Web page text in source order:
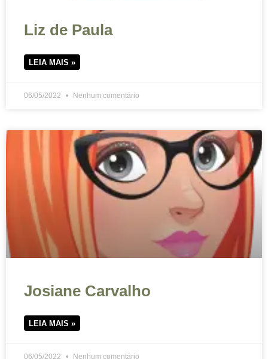
Liz de Paula
LEIA MAIS »
06/05/2022 Nenhum comentário
Josiane Carvalho
LEIA MAIS »
06/05/2022 Nenhum comentário